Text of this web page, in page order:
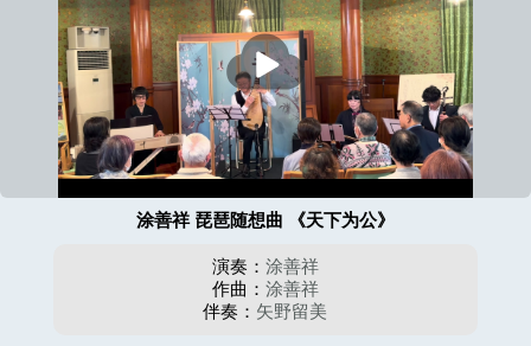
播
放
涂善祥 琵琶随想曲 《天下为公》
演奏： 涂善祥
作曲： 涂善祥
伴奏： 矢野留美